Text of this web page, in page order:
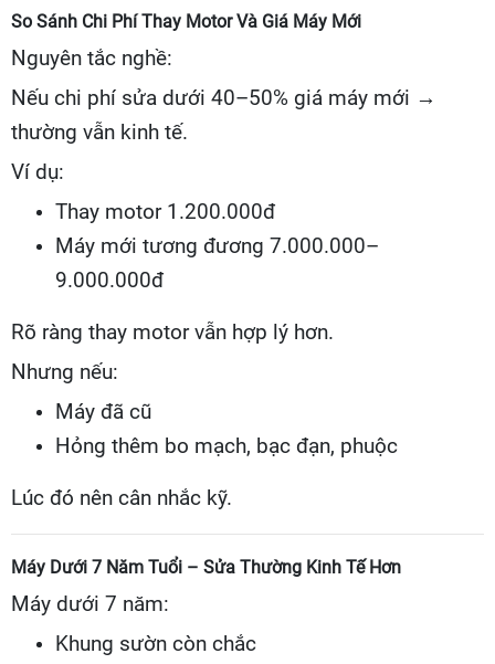
So Sánh Chi Phí Thay Motor Và Giá Máy Mới
Nguyên tắc nghề:
Nếu chi phí sửa dưới 40–50% giá máy mới →
thường vẫn kinh tế.
Ví dụ:
Thay motor 1.200.000đ
Máy mới tương đương 7.000.000–
9.000.000đ
Rõ ràng thay motor vẫn hợp lý hơn.
Nhưng nếu:
Máy đã cũ
Hỏng thêm bo mạch, bạc đạn, phuộc
Lúc đó nên cân nhắc kỹ.
Máy Dưới 7 Năm Tuổi – Sửa Thường Kinh Tế Hơn
Máy dưới 7 năm:
Khung sườn còn chắc